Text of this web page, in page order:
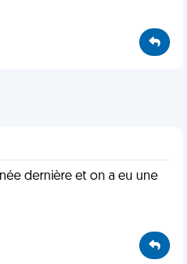
dernière et on a eu une